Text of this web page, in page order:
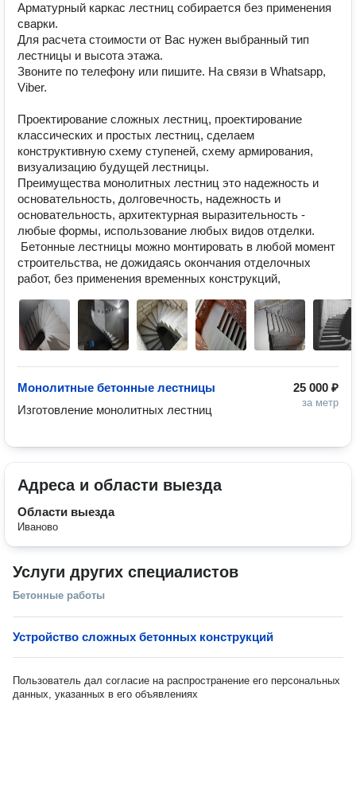
Арматурный каркас лестниц собирается без применения
сварки.
Для расчета стоимости от Вас нужен выбранный тип
лестницы и высота этажа.
Звоните по телефону или пишите. На связи в Whatsapp,
Viber.
Проектирование сложных лестниц, проектирование
классических и простых лестниц, сделаем
конструктивную схему ступеней, схему армирования,
визуализацию будущей лестницы.
Преимущества монолитных лестниц это надежность и
основательность, долговечность, надежность и
основательность, архитектурная выразительность -
любые формы, использование любых видов отделки.
строительства, не дожидаясь окончания отделочных
25 000 ₽
за метр
Монолитные бетонные лестницы
Изготовление монолитных лестниц
Адреса и области выезда
Области выезда
Иваново
Услуги других специалистов
Бетонные работы
Устройство сложных бетонных конструкций
Пользователь дал согласие на распространение его персональных
данных, указанных в его объявлениях